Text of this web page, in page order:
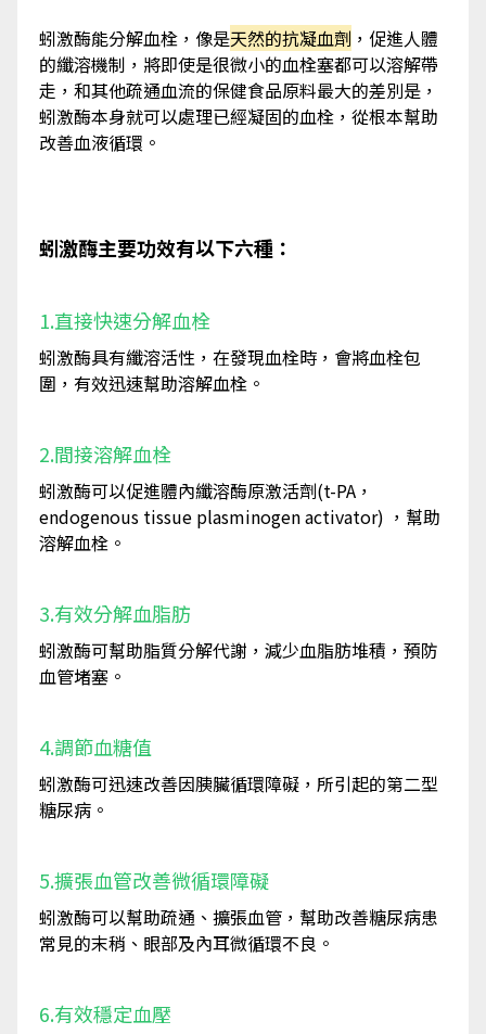
蚓激酶能分解血栓，像是天然的抗凝血劑 ，促進人體
的纖溶機制，將即使是很微小的血栓塞都可以溶解帶
走，和其他疏通血流的保健食品原料最大的差別是，
蚓激酶本身就可以處理已經凝固的血栓，從根本幫助
改善血液循環。
蚓激酶主要功效有以下六種：
1.直接快速分解血栓
蚓激酶具有纖溶活性，在發現血栓時，會將血栓包
圍，有效迅速幫助溶解血栓。
2.間接溶解血栓
蚓激酶可以促進體內纖溶酶原激活劑(t-PA，
endogenous tissue plasminogen activator) ，幫助
溶解血栓。
3.有效分解血脂肪
蚓激酶可幫助脂質分解代謝，減少血脂肪堆積，預防
血管堵塞。
4.調節血糖值
蚓激酶可迅速改善因胰臟循環障礙，所引起的第二型
糖尿病。
5.擴張血管改善微循環障礙
蚓激酶可以幫助疏通、擴張血管，幫助改善糖尿病患
常見的末稍、眼部及內耳微循環不良。
6.有效穩定血壓